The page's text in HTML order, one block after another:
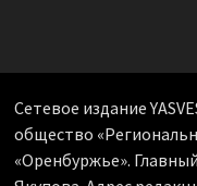
Сетевое издание
общество
«Оренбуржье».